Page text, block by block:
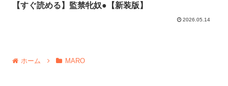
【すぐ読める】監禁牝奴●【新装版】
2026.05.14
ホーム MARO